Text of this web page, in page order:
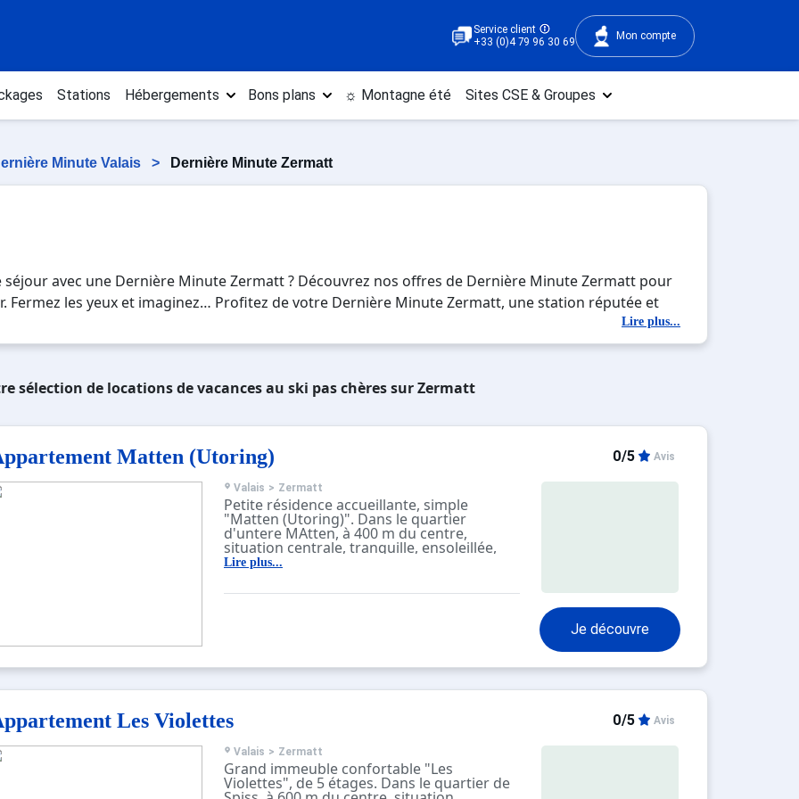
Service client
+33 (0)4 79 96 30 69
Mon compte
Stations Hébergements Bons plans ☼ Montagne été Sites CSE & Groupes
Minute Valais > Dernière Minute Zermatt
avec une Dernière Minute Zermatt ? Découvrez nos offres de Dernière Minute Zermatt pour
Fermez les yeux et imaginez… Profitez de votre Dernière Minute Zermatt, une station réputée et
de la glisse sur les pistes de ski et des activités en totale immersion avec la beauté des paysages
jours en Dernière Minute Zermatt , en famille ou entre amis, c'est l'occasion parfaite pour créer
Lire plus...
sélection de locations de vacances au ski pas chères sur Zermatt
Matten (Utoring) 0/5 Avis
Valais > Zermatt
Petite résidence accueillante, simple
"Matten (Utoring)". Dans le quartier
d'untere MAtten, à 400 m du centre,
situation centrale, tranquille, ensoleillée,
orientée sud. Infrastructures de la Maison:
chauffage central. Supermarché,
30 m. Arrêt du ski-bus 10 m, école de ski,
école de ski d'enfants 750 m. Veuillez noter:
proposés à la location dans cette maison
de vacances.
Lire plus...
Je découvre
Les Violettes 0/5 Avis
Valais > Zermatt
Grand immeuble confortable "Les
Violettes", de 5 étages. Dans le quartier de